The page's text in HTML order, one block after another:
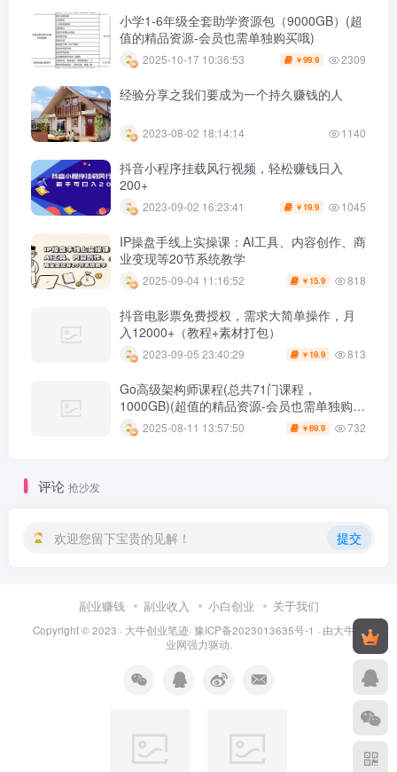
小学1-6年级全套助学资源包（9000GB）(超
值的精品资源-会员也需单独购买哦)
2025-10-17 10:36:53 ￥99.9 2309
经验分享之我们要成为一个持久赚钱的人
2023-08-02 18:14:14 1140
抖音小程序挂载风行视频，轻松赚钱日入
200+
2023-09-02 16:23:41 ￥ 19.9 1045
IP操盘手线上实操课：AI工具、内容创作、商
业变现等20节系统教学
2025-09-04 11:16:52 ￥ 15.9 818
抖音电影票免费授权，需求大简单操作，月
入12000+（教程+素材打包）
2023-09-05 23:40:29 ￥ 19.9 813
Go高级架构师课程(总共71门课程，
1000GB)(超值的精品资源-会员也需单独购买
哦)
2025-08-11 13:57:50 ￥69.9 732
评论 抢沙发
欢迎您留下宝贵的见解！ 提交
副业赚钱 副业收入 小白创业 关于我们
Copyright © 2023 · 大牛创业笔迹· 豫ICP备2023013635号-1 · 由大牛创
业网强力驱动.